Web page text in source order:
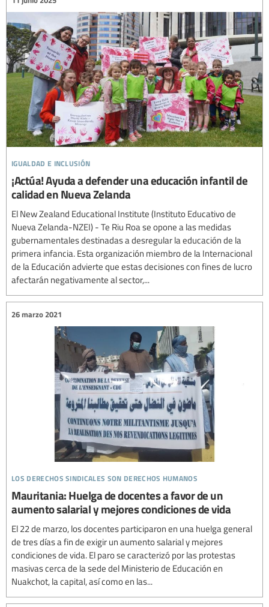
igualdad e inclusión
¡Actúa! Ayuda a defender una educación infantil de
calidad en Nueva Zelanda
El New Zealand Educational Institute (Instituto Educativo de
Nueva Zelanda-NZEI) - Te Riu Roa se opone a las medidas
gubernamentales destinadas a desregular la educación de la
primera infancia. Esta organización miembro de la Internacional
de la Educación advierte que estas decisiones con fines de lucro
afectarán negativamente al sector,...
los derechos sindicales son derechos humanos
26 marzo 2021
Mauritania: Huelga de docentes a favor de un
aumento salarial y mejores condiciones de vida
El 22 de marzo, los docentes participaron en una huelga general
de tres días a fin de exigir un aumento salarial y mejores
condiciones de vida. El paro se caracterizó por las protestas
masivas cerca de la sede del Ministerio de Educación en
Nuakchot, la capital, así como en las...